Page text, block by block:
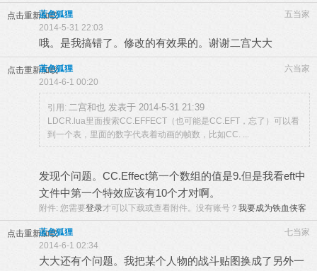
点击重新加载 五当家
蓝色狐狸
2014-5-31 22:03
哦。是我搞错了。修改的有效果的。谢谢二宫大大
点击重新加载 六当家
蓝色狐狸
2014-6-1 00:20
引用: 二宫和也 发表于 2014-5-31 21:39
LDCR.lua里面搜索CC.EFFECT（也可能是CC.EFT，忘了）可以看
到一个表，里面的数字代表着动画的帧数，比如CC. ...
发现个问题。CC.Effect第一个数组的值是9.但是我看eft中
文件中第一个特效应该有10个才对啊。
附件: 您需要登录才可以下载或查看附件。没有账号？ 我要成为铁血侠客
点击重新加载 七当家
蓝色狐狸
2014-6-1 02:34
大大还有个问题。我把某个人物的战斗贴图换成了另外一